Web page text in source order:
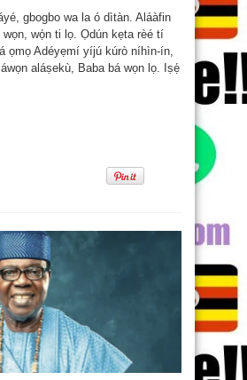
gbogbo wa la ó dìtàn. Aláàfin
wọ́n ti lọ. Ọdún kẹta rèé tí
ọmọ Adéyẹmí yíjú kúrò níhìn-ín,
aláṣekù, Baba bá wọn lọ. Iṣẹ́